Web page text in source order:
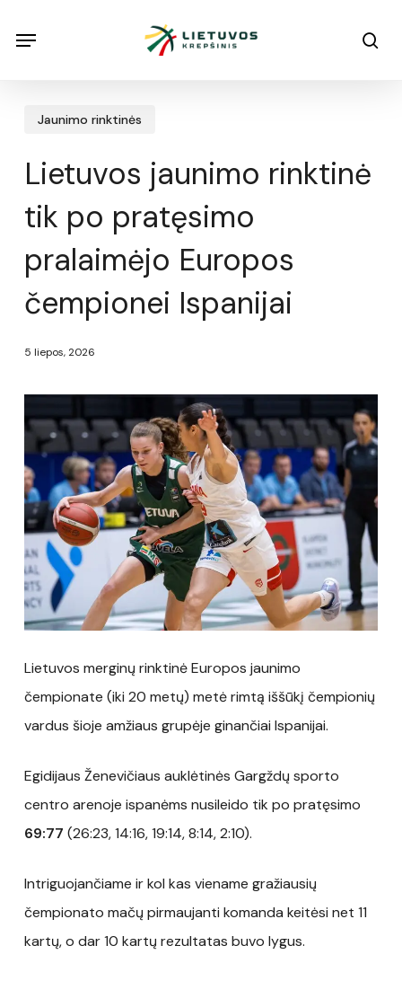
Menu
Jaunimo rinktinės
Lietuvos jaunimo rinktinė
tik po pratęsimo
pralaimėjo Europos
čempionei Ispanijai
5 liepos, 2026
Lietuvos merginų rinktinė Europos jaunimo
čempionate (iki 20 metų) metė rimtą iššūkį čempionių
vardus šioje amžiaus grupėje ginančiai Ispanijai.
Egidijaus Ženevičiaus auklėtinės Gargždų sporto
centro arenoje ispanėms nusileido tik po pratęsimo
69:77 (26:23, 14:16, 19:14, 8:14, 2:10).
Intriguojančiame ir kol kas viename gražiausių
čempionato mačų pirmaujanti komanda keitėsi net 11
kartų, o dar 10 kartų rezultatas buvo lygus.